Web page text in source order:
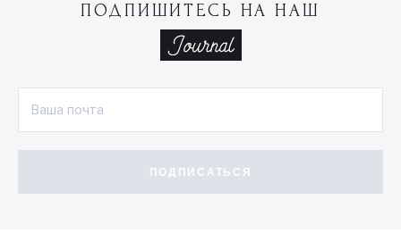
ПОДПИШИТЕСЬ НА НАШ
ПОДПИСАТЬСЯ